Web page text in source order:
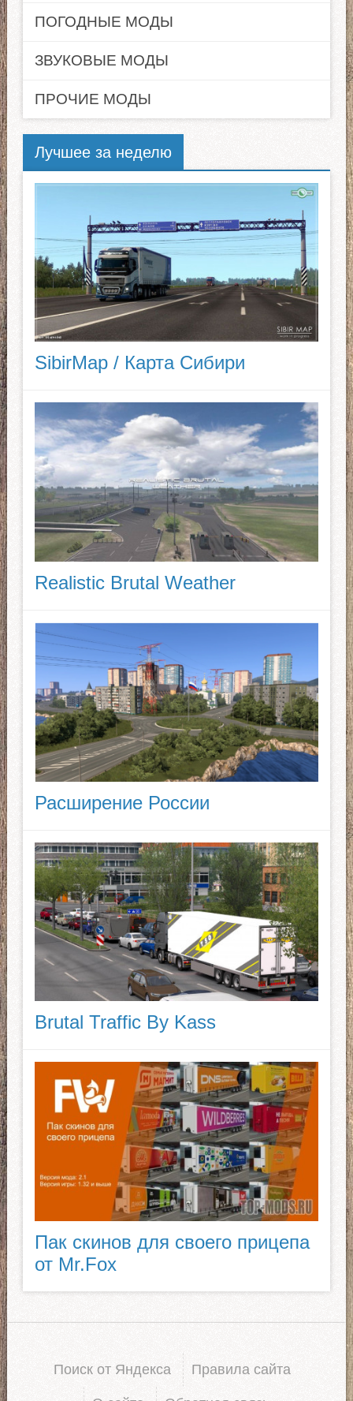
ПОГОДНЫЕ МОДЫ
ЗВУКОВЫЕ МОДЫ
ПРОЧИЕ МОДЫ
Лучшее за неделю
SibirMap / Карта Сибири
Realistic Brutal Weather
Расширение России
Brutal Traffic By Kass
Пак скинов для своего прицепа
от Mr.Fox
Поиск от Яндекса Правила сайта